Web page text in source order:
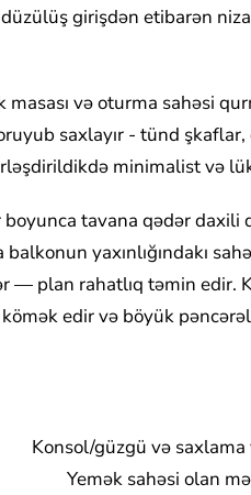
girişdən etibarən
masası və oturma sahəsi
saxlayır - tünd şkaflar,
minimalist və
tavana qədər daxili
yaxınlığındakı
— plan rahatlıq təmin edir.
edir və böyük
Konsol/güzgü və saxlama
Yemək sahəsi olan